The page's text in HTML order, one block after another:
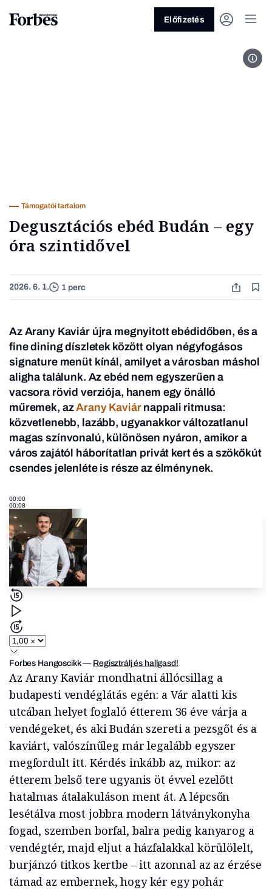
Üzlet
Előfizetés
Támogatói tartalom
Degusztációs ebéd Budán – egy
óra szintidővel
2026. 6. 1. 1 perc
Az Arany Kaviár újra megnyitott ebédidőben, és a
fine dining díszletek között olyan négyfogásos
signature menüt kínál, amilyet a városban máshol
aligha találunk. Az ebéd nem egyszerűen a
vacsora rövid verziója, hanem egy önálló
műremek, azArany Kaviárnappali ritmusa:
közvetlenebb, lazább, ugyanakkor változatlanul
magas színvonalú, különösen nyáron, amikor a
város zajától háborítatlan privát kert és a szökőkút
csendes jelenléte is része az élménynek.
00:00
00:08
Forbes Hangoscikk— Regisztrálj és hallgasd!
Az Arany Kaviár mondhatni állócsillag a
budapesti vendéglátás egén: a Vár alatti kis
utcában helyet foglaló étterem 36 éve várja a
vendégeket, és aki Budán szereti a pezsgőt és a
kaviárt, valószínűleg már legalább egyszer
megfordult itt. Kérdés inkább az, mikor: az
étterem belső tere ugyanis öt évvel ezelőtt
hatalmas átalakuláson ment át. A lépcsőn
lesétálva most jobbra modern látványkonyha
fogad, szemben borfal, balra pedig kanyarog a
vendégtér, majd eljut a házfalakkal körülölelt,
burjánzó titkos kertbe – itt azonnal az az érzése
támad az embernek, hogy kér egy pohár